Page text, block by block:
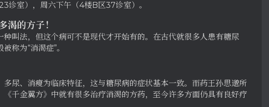
诊室），周六下午（4楼B区37诊室）。
渴的方子！
种叫法，但这个病可不是现代才开始有的。在古代就很多人患有糖尿
称为“消渴症”。
多尿、消瘦为临床特征，这与糖尿病的症状基本一致。而药王孙思邈所
《千金翼方》中就有很多治疗消渴的方药，至今许多方面仍具有良好疗